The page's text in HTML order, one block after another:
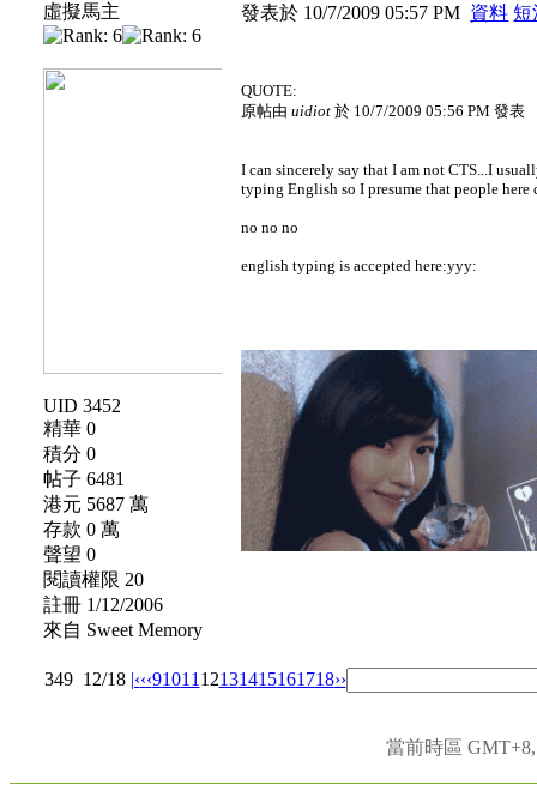
虛擬馬主
UID 3452
精華 0
積分 0
帖子 6481
港元 5687 萬
存款 0 萬
聲望 0
閱讀權限 20
註冊 1/12/2006
來自 Sweet Memory
發表於 10/7/2009 05:57 PM 資料 短
QUOTE:
原帖由uidiot 於 10/7/2009 05:56 PM 發表
I can sincerely say that I am not CTS...I
typing English so I presume that people here
no no no
english typing is accepted here:yyy:
349 12/18 |‹‹‹91011 12131415161718››
當前時區